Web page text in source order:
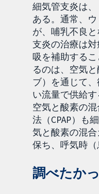
細気管支炎は
ある。通常、
が、哺乳不良
支炎の治療は
吸を補助する
るのは、空気
ブ）を通じて
い流量で供給
空気と酸素の
法（CPAP）も
気と酸素の混
保ち、呼気時
調べたか